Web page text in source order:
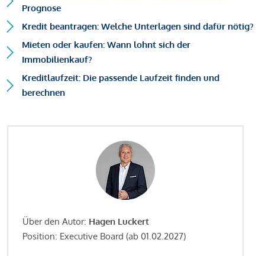
Prognose
Kredit beantragen: Welche Unterlagen sind dafür nötig?
Mieten oder kaufen: Wann lohnt sich der
Immobilienkauf?
Kreditlaufzeit: Die passende Laufzeit finden und
berechnen
Über den Autor: Hagen Luckert
Position: Executive Board (ab 01.02.2027)